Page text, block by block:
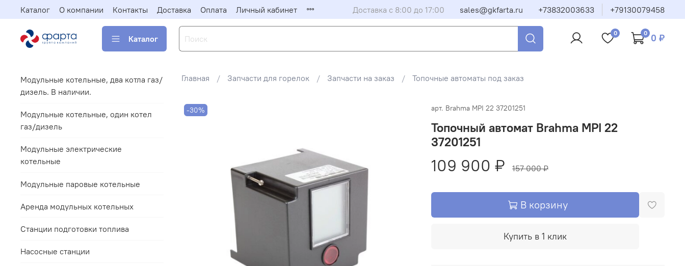
Каталог О компании Контакты Доставка Оплата Личный кабинет Доставка с 8:00 до 17:00 sales@gkfarta.ru +73832003633 +79130079458
Каталог
0 0 0 ₽
Главная Запчасти для горелок Запчасти на заказ Топочные автоматы под заказ
-30% арт. Brahma MPI 22 37201251
Топочный автомат Brahma MPI 22
37201251
109 900 ₽ 157 000 ₽
В корзину
Купить в 1 клик
Модульные котельные, два котла газ/
дизель. В наличии.
Модульные котельные, один котел
газ/дизель
Модульные электрические
котельные
Модульные паровые котельные
Аренда модульных котельных
Станции подготовки топлива
Насосные станции